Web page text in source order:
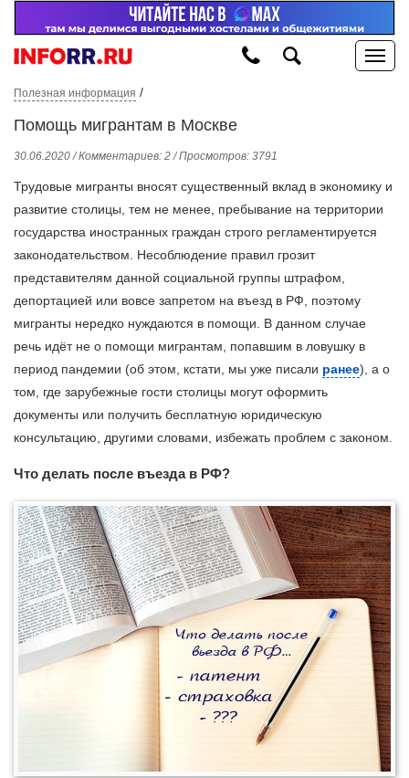
Полезная информация /
Помощь мигрантам в Москве
30.06.2020 / Комментариев: 2 / Просмотров: 3791
Трудовые мигранты вносят существенный вклад в экономику и
развитие столицы, тем не менее, пребывание на территории
государства иностранных граждан строго регламентируется
законодательством. Несоблюдение правил грозит
представителям данной социальной группы штрафом,
депортацией или вовсе запретом на въезд в РФ, поэтому
мигранты нередко нуждаются в помощи. В данном случае
речь идёт не о помощи мигрантам, попавшим в ловушку в
период пандемии (об этом, кстати, мы уже писали ранее), а о
том, где зарубежные гости столицы могут оформить
документы или получить бесплатную юридическую
консультацию, другими словами, избежать проблем с законом.
Что делать после въезда в РФ?